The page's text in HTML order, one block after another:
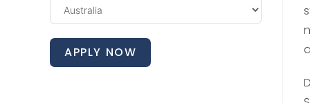
APPLY NOW